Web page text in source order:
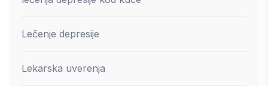
Lečenje depresije
Lekarska uverenja